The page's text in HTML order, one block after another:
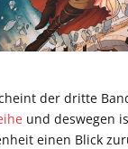
der dritte
und deswegen
einen Blick